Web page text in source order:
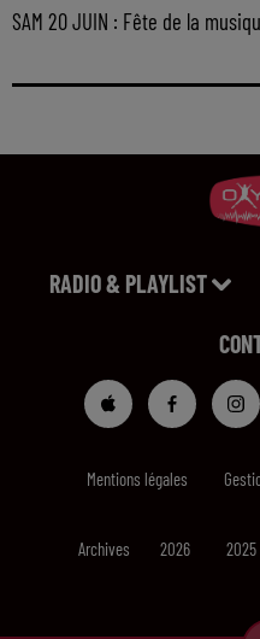
SAM 20 JUIN : Fête de la
RADIO & PLAYLIST
Mentions légales
Archives 2026 2025